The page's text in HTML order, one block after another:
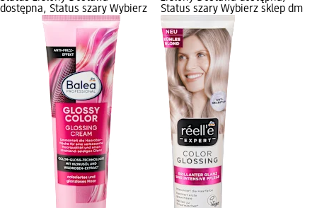
dostępna, Status szary Wybierz
Status szary Wybierz sklep dm